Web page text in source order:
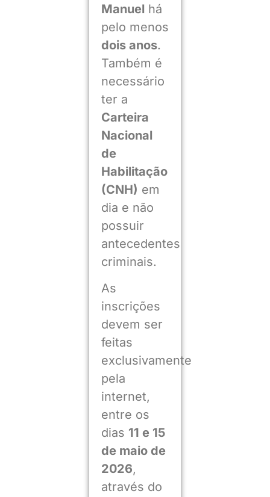
Manuel há
pelo menos
dois anos.
Também é
necessário
ter a
Carteira
Nacional
de
Habilitação
(CNH) em
dia e não
possuir
antecedentes
criminais.
As
inscrições
devem ser
feitas
exclusivamente
pela
internet,
entre os
dias 11 e 15
de maio de
2026,
através do